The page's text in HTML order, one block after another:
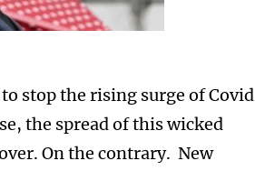
stop the rising surge of Covid
the spread of this wicked
On the contrary. New